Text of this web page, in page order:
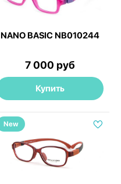
NANO BASIC NB010244
7 000 руб
Купить
New